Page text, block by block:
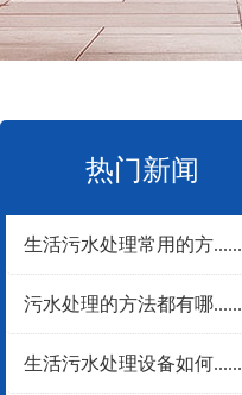
热门新闻
生活污水处理常用的方......
污水处理的方法都有哪......
生活污水处理设备如何......